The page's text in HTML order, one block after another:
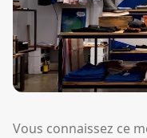
Vous connaissez ce